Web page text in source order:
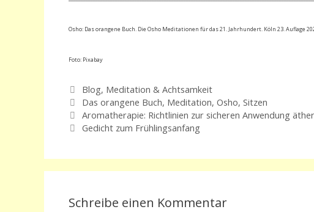
Osho: Das orangene Buch. Die Osho Meditationen für das 21. Jahrhundert. Köln 23. Auflage
Foto: Pixabay
Kategorien
Blog, Meditation & Achtsamkeit
Schlagwörter
Das orangene Buch, Meditation, Osho, Sitzen
Aromatherapie: Richtlinien zur sicheren Anwendung
Gedicht zum Frühlingsanfang
Schreibe einen Kommentar